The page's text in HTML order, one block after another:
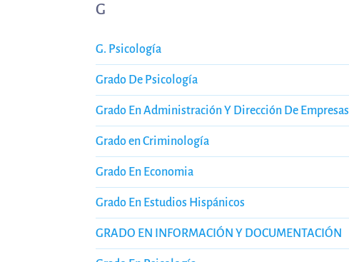
G
G. Psicología
Grado De Psicología
Grado En Administración Y Dirección De Empresas
Grado en Criminología
Grado En Economia
Grado En Estudios Hispánicos
GRADO EN INFORMACIÓN Y DOCUMENTACIÓN